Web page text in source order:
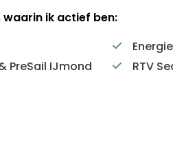
waarin ik actief ben:
PreSail IJmond
RTV